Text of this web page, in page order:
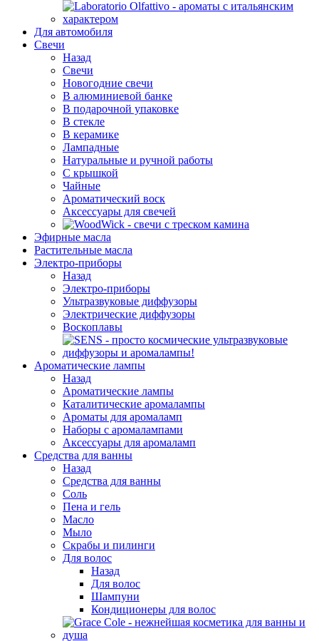
Для автомобиля
Свечи
Назад
Свечи
Новогодние свечи
В алюминиевой банке
В подарочной упаковке
В стекле
В керамике
Лампадные
Натуральные и ручной работы
С крышкой
Чайные
Ароматический воск
Аксессуары для свечей
Эфирные масла
Растительные масла
Электро-приборы
Назад
Электро-приборы
Ультразвуковые диффузоры
Электрические диффузоры
Воскоплавы
Ароматические лампы
Назад
Ароматические лампы
Каталитические аромалампы
Ароматы для аромаламп
Наборы с аромалампами
Аксессуары для аромаламп
Средства для ванны
Назад
Средства для ванны
Соль
Пена и гель
Масло
Мыло
Скрабы и пилинги
Для волос
Назад
Для волос
Шампуни
Кондиционеры для волос